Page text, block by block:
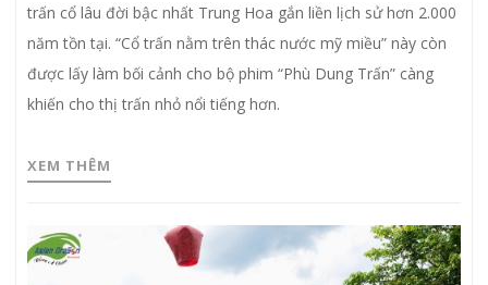
trấn cổ lâu đời bậc nhất Trung Hoa gắn liền lịch sử hơn 2.000
năm tồn tại. “Cổ trấn nằm trên thác nước mỹ miều” này còn
được lấy làm bối cảnh cho bộ phim “Phù Dung Trấn” càng
khiến cho thị trấn nhỏ nổi tiếng hơn.
XEM THÊM